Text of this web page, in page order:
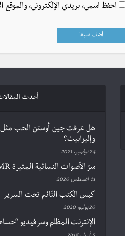
احفظ اسمي، بريدي الإلكتروني،
أحدث
هل عرفت جين أوستن الحب
وإليزابيث؟
24 نوفمبر، 2021
سرّ الأصوات النسائية المثيرة ASMR
11 أغسطس، 2020
كيس الكتب النّائم تحت السرير
20 يوليو، 2020
الإنترنت المظلم وسر فيديو